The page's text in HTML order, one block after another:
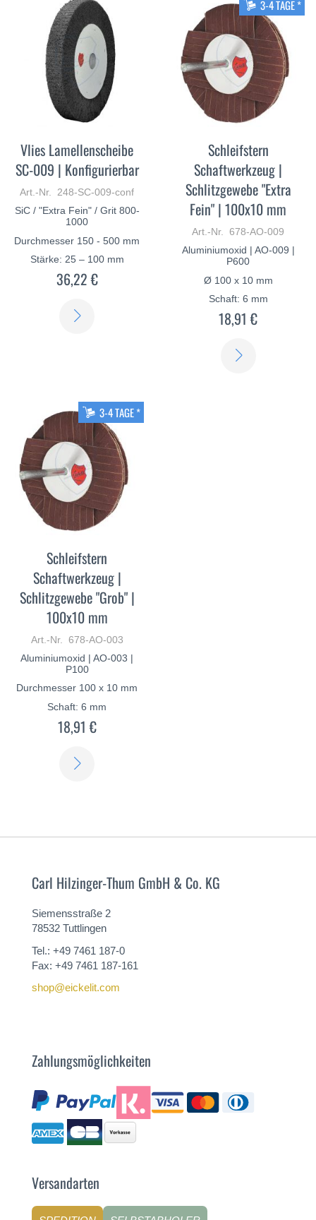
Vlies Lamellenscheibe
SC-009 | Konfigurierbar
Art.-Nr. 248-SC-009-conf
SiC / "Extra Fein" / Grit 800-
1000
Durchmesser 150 - 500 mm
Stärke: 25 – 100 mm
36,22 €
3-4 TAGE *
Schleifstern
Schaftwerkzeug |
Schlitzgewebe "Extra
Fein" | 100x10 mm
Art.-Nr. 678-AO-009
Aluminiumoxid | AO-009 |
P600
Ø 100 x 10 mm
Schaft: 6 mm
18,91 €
3-4 TAGE *
Schleifstern
Schaftwerkzeug |
Schlitzgewebe "Grob" |
100x10 mm
Art.-Nr. 678-AO-003
Aluminiumoxid | AO-003 |
P100
Durchmesser 100 x 10 mm
Schaft: 6 mm
18,91 €
Carl Hilzinger-Thum GmbH & Co. KG
Siemensstraße 2
78532 Tuttlingen
Tel.: +49 7461 187-0
Fax: +49 7461 187-161
shop@eickelit.com
Zahlungsmöglichkeiten
Versandarten